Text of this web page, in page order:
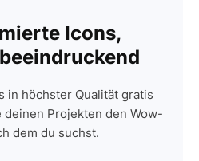
Icons,
in höchster Qualität gratis
Projekten den Wow-
dem du suchst.